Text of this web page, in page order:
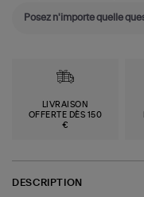
LIVRAISON
OFFERTE DÈS 150
€
DESCRIPTION